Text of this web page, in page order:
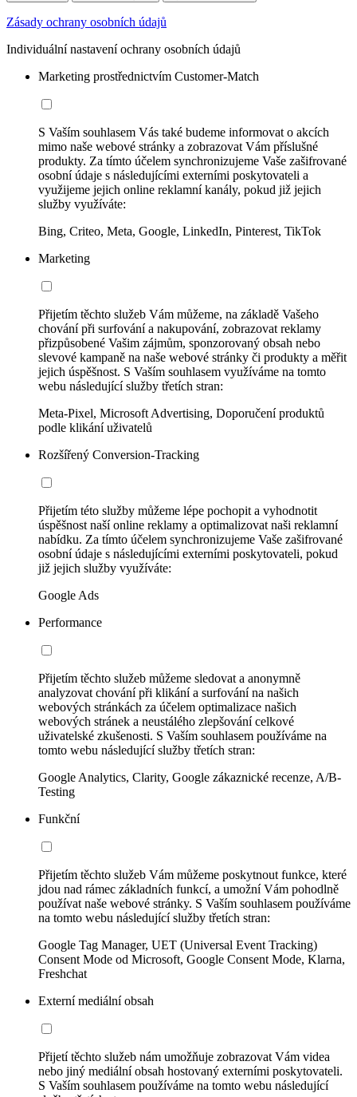
Zásady ochrany osobních údajů
Individuální nastavení ochrany osobních údajů
Marketing prostřednictvím Customer-Match
S Vaším souhlasem Vás také budeme informovat o akcích
mimo naše webové stránky a zobrazovat Vám příslušné
produkty. Za tímto účelem synchronizujeme Vaše zašifrované
osobní údaje s následujícími externími poskytovateli a
využijeme jejich online reklamní kanály, pokud již jejich
služby využíváte:
Bing, Criteo, Meta, Google, LinkedIn, Pinterest, TikTok
Marketing
Přijetím těchto služeb Vám můžeme, na základě Vašeho
chování při surfování a nakupování, zobrazovat reklamy
přizpůsobené Vašim zájmům, sponzorovaný obsah nebo
slevové kampaně na naše webové stránky či produkty a měřit
jejich úspěšnost. S Vaším souhlasem využíváme na tomto
webu následující služby třetích stran:
Meta-Pixel, Microsoft Advertising, Doporučení produktů
podle klikání uživatelů
Rozšířený Conversion-Tracking
Přijetím této služby můžeme lépe pochopit a vyhodnotit
úspěšnost naší online reklamy a optimalizovat naši reklamní
nabídku. Za tímto účelem synchronizujeme Vaše zašifrované
osobní údaje s následujícími externími poskytovateli, pokud
již jejich služby využíváte:
Google Ads
Performance
Přijetím těchto služeb můžeme sledovat a anonymně
analyzovat chování při klikání a surfování na našich
webových stránkách za účelem optimalizace našich
webových stránek a neustálého zlepšování celkové
uživatelské zkušenosti. S Vaším souhlasem používáme na
tomto webu následující služby třetích stran:
Google Analytics, Clarity, Google zákaznické recenze, A/B-
Testing
Funkční
Přijetím těchto služeb Vám můžeme poskytnout funkce, které
jdou nad rámec základních funkcí, a umožní Vám pohodlně
používat naše webové stránky. S Vaším souhlasem používáme
na tomto webu následující služby třetích stran:
Google Tag Manager, UET (Universal Event Tracking)
Consent Mode od Microsoft, Google Consent Mode, Klarna,
Freshchat
Externí mediální obsah
Přijetí těchto služeb nám umožňuje zobrazovat Vám videa
nebo jiný mediální obsah hostovaný externími poskytovateli.
S Vaším souhlasem používáme na tomto webu následující